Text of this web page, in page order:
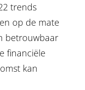
trends
op de mate
betrouwbaar
financiële
kan